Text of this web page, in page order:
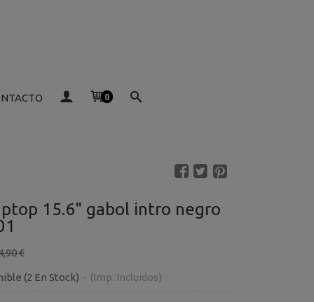
0
15.6" gabol intro negro
€
(2 En Stock) - (Imp. Incluidos)